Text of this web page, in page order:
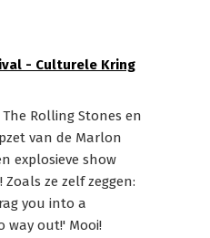
- Culturele Kring
Rolling Stones en
van de Marlon
explosieve show
ze zelf zeggen:
you into a
out!' Mooi!